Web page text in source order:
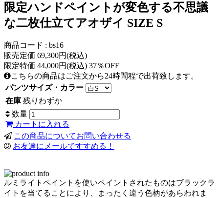
限定ハンドペイントが変色する不思議
な二枚仕立てアオザイ SIZE S
商品コード : bs16
販売定価 69,300円(税込)
限定特価 44,000円(税込) 37％OFF
こちらの商品はご注文から24時間程で出荷致します。
パンツサイズ・カラー
在庫 残りわずか
数量
カートに入れる
この商品についてお問い合わせる
お友達にメールですすめる！
ルミライトペイントを使いペイントされたものはブラックラ
イトを当てることにより、まったく違う色柄があらわれま